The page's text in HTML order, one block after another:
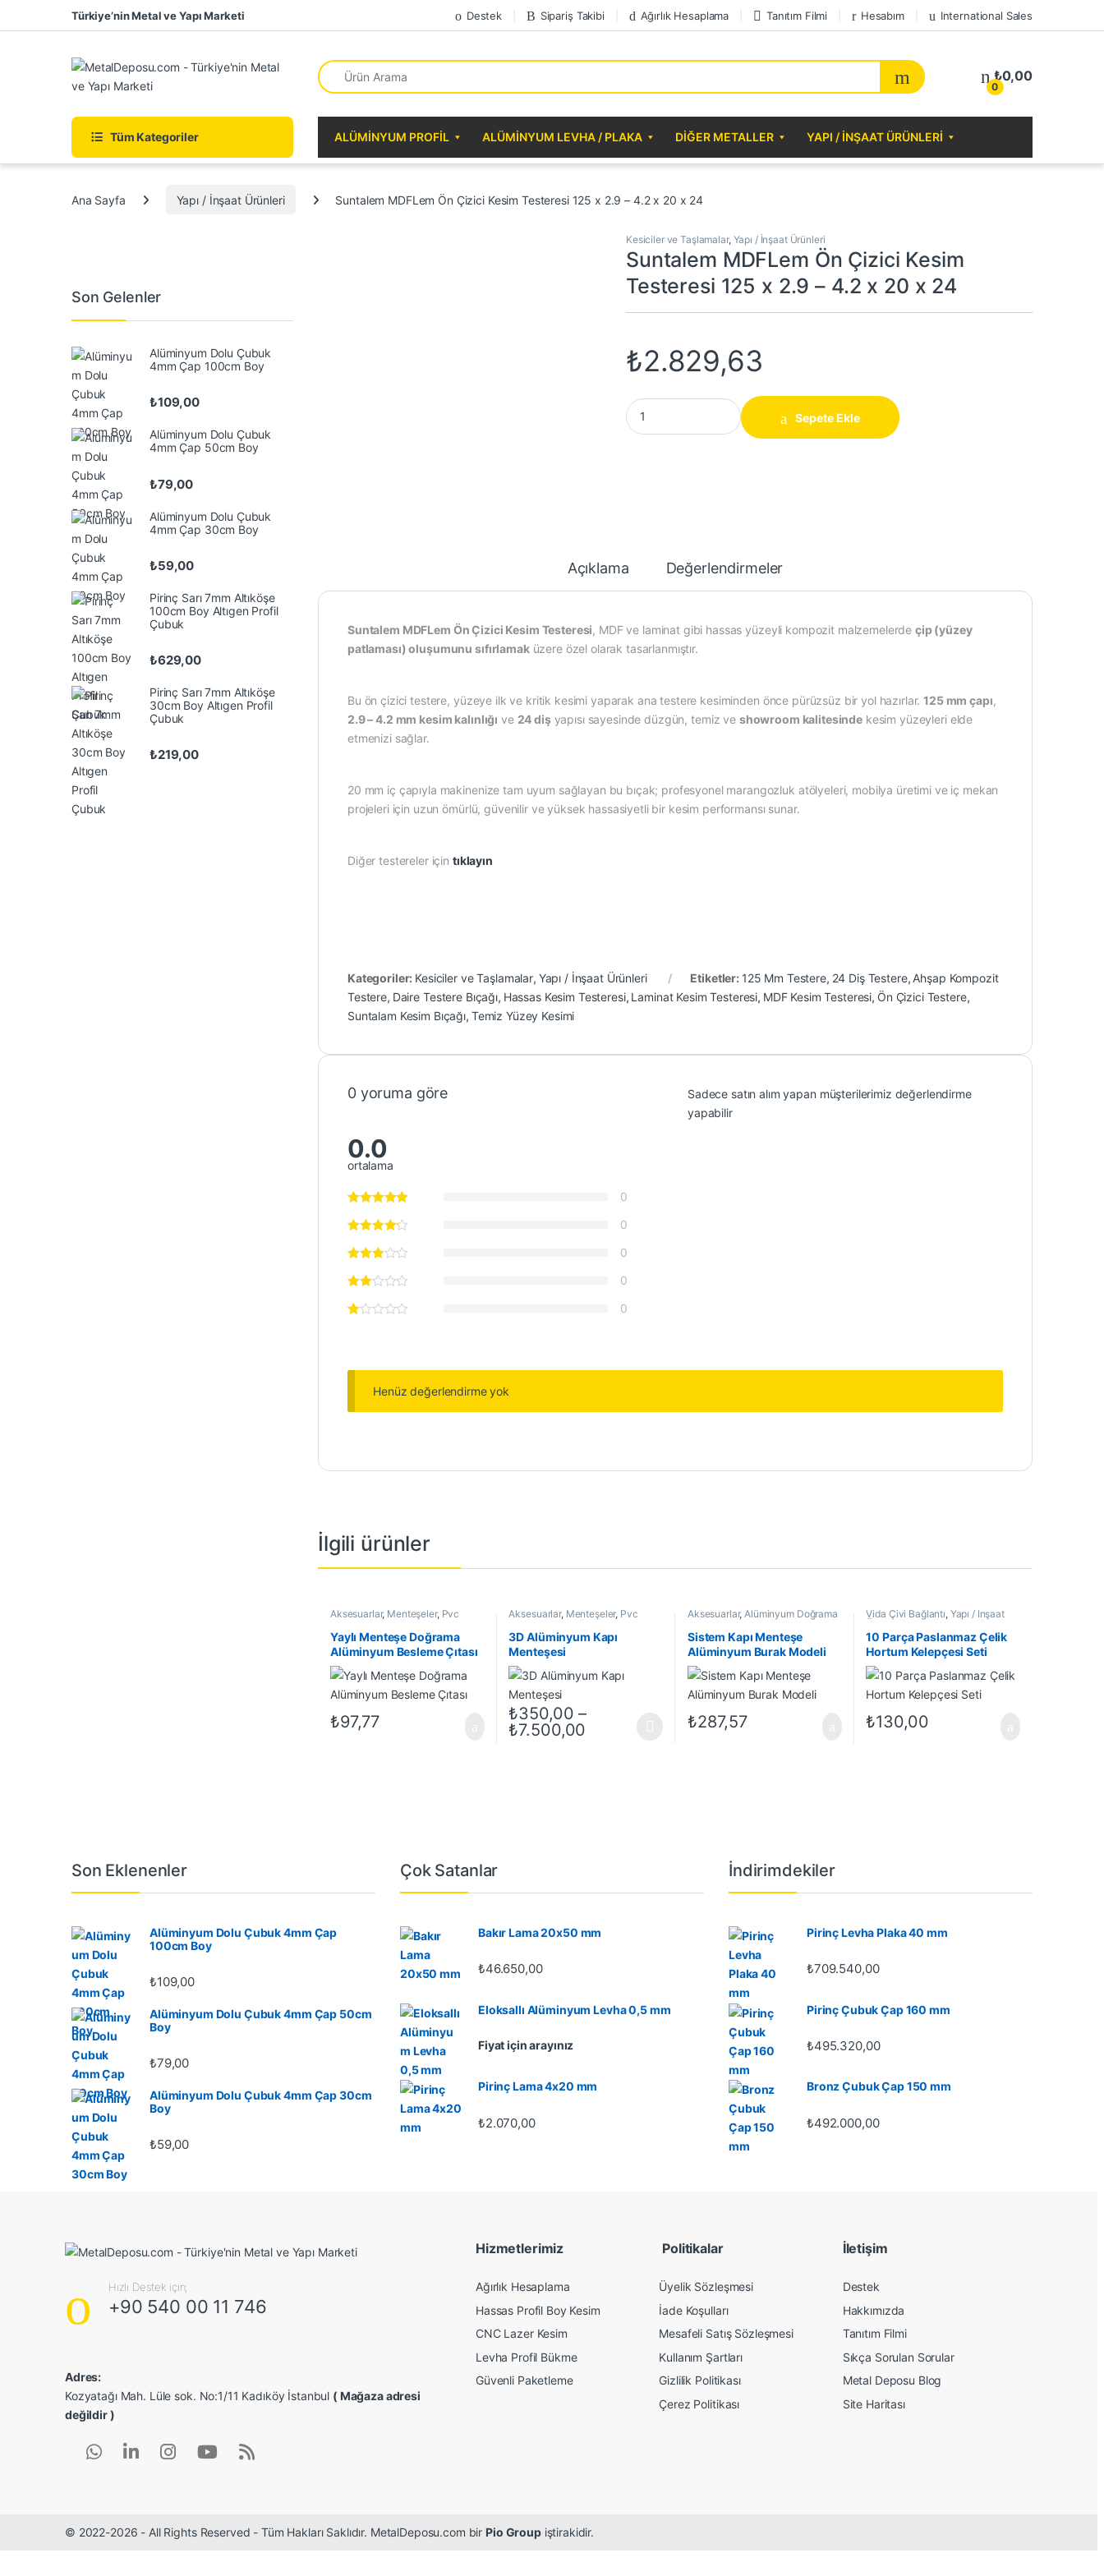
Skip to navigation
Skip to contentTürkiye’nin Metal ve Yapı Marketi Destek Sipariş Takibi Ağırlık Hesaplama Tanıtım Filmi Hesabım International Sales
Search for:
0
₺0,00
Tüm Kategoriler ALÜMINYUM PROFIL ALÜMINYUM LEVHA / PLAKA DIĞER METALLER YAPI / İNŞAAT ÜRÜNLERI
Ana Sayfa Yapı / İnşaat Ürünleri Suntalem MDFLem Ön Çizici Kesim Testeresi 125 x 2.9 – 4.2 x 20 x 24
Kesiciler ve Taşlamalar, Yapı / İnşaat Ürünleri
Suntalem MDFLem Ön Çizici Kesim
Testeresi 125 x 2.9 – 4.2 x 20 x 24
₺2.829,63
Suntalem MDFLem Ön Çizici Kesim Testeresi 125 x 2.9 - 4.2 x 20 x 24 quantity
Sepete Ekle
Açıklama Değerlendirmeler
Suntalem MDFLem Ön Çizici Kesim Testeresi, MDF ve laminat gibi hassas yüzeyli kompozit malzemelerdeçip (yüzey
patlaması) oluşumunu sıfırlamaküzere özel olarak tasarlanmıştır.
Bu ön çizici testere, yüzeye ilk ve kritik kesimi yaparak ana testere kesiminden önce pürüzsüz bir yol hazırlar.125 mm çapı,
2.9 – 4.2 mm kesim kalınlığı ve 24 dişyapısı sayesinde düzgün, temiz ve showroom kalitesinde kesim yüzeyleri elde
etmenizi sağlar.
20 mm iç çapıyla makinenize tam uyum sağlayan bu bıçak; profesyonel marangozluk atölyeleri, mobilya üretimi ve iç mekan
projeleri için uzun ömürlü, güvenilir ve yüksek hassasiyetli bir kesim performansı sunar.
Diğer testereler için tıklayın
Kategoriler: Kesiciler ve Taşlamalar, Yapı / İnşaat Ürünleri Etiketler: 125 Mm Testere, 24 Diş Testere, Ahşap Kompozit
Testere, Daire Testere Bıçağı, Hassas Kesim Testeresi, Laminat Kesim Testeresi, MDF Kesim Testeresi, Ön Çizici Testere,
Suntalam Kesim Bıçağı, Temiz Yüzey Kesimi
0 yoruma göre
0.0
ortalama
0
0
0
0
0
Sadece satın alım yapan müşterilerimiz değerlendirme
yapabilir
Henüz değerlendirme yok
İlgili ürünler
Aksesuarlar, Menteşeler, Pvc
Doğrama Kapı Menteşeleri
İnşaat Ürünleri
Yaylı Menteşe Doğrama
Alüminyum Besleme Çıtası
₺97,77
Aksesuarlar, Menteşeler, Pvc
Doğrama Kapı Menteşeleri
İnşaat Ürünleri
3D Alüminyum Kapı
Menteşesi
₺350,00 –
₺7.500,00 Fiyat aralığı: ₺350,00 - ₺7.500,00
Bu ürünün birden fazla varyasyonu var. Seçenekler ürün sayfasından seçilebilir
Aksesuarlar,Alüminyum Doğrama
Menteşeler
/ İnşaat Ürünleri
Sistem Kapı Menteşe
Alüminyum Burak Modeli
₺287,57
Vida Çivi Bağlantı, Yapı / İnşaat
Ürünleri
Yeni Gelenler
10 Parça Paslanmaz Çelik
Hortum Kelepçesi Seti
₺130,00
Son Gelenler
Alüminyum Dolu Çubuk
4mm Çap 100cm Boy
₺109,00
Alüminyum Dolu Çubuk
4mm Çap 50cm Boy
₺79,00
Alüminyum Dolu Çubuk
4mm Çap 30cm Boy
₺59,00
Pirinç Sarı 7mm Altıköşe
100cm Boy Altıgen Profil
Çubuk
₺629,00
Pirinç Sarı 7mm Altıköşe
30cm Boy Altıgen Profil
Çubuk
₺219,00
Son Eklenenler
Alüminyum Dolu Çubuk 4mm Çap
100cm Boy
₺109,00
Alüminyum Dolu Çubuk 4mm Çap 50cm
Boy
₺79,00
Alüminyum Dolu Çubuk 4mm Çap 30cm
Boy
₺59,00
Çok Satanlar
Bakır Lama 20x50 mm
₺46.650,00
Eloksallı Alüminyum Levha 0,5 mm
Fiyat için arayınız
Pirinç Lama 4x20 mm
₺2.070,00
İndirimdekiler
Pirinç Levha Plaka 40 mm
₺709.540,00
Pirinç Çubuk Çap 160 mm
₺495.320,00
Bronz Çubuk Çap 150 mm
₺492.000,00
Hızlı Destek için;
+90 540 00 11 746
Adres:
Kozyatağı Mah. Lüle sok. No:1/11 Kadıköy İstanbul ( Mağaza adresi
değildir )
Hizmetlerimiz
Ağırlık Hesaplama
Hassas Profil Boy Kesim
CNC Lazer Kesim
Levha Profil Bükme
Güvenli Paketleme
Politikalar
Üyelik Sözleşmesi
İade Koşulları
Mesafeli Satış Sözleşmesi
Kullanım Şartları
Gizlilik Politikası
Çerez Politikası
İletişim
Destek
Hakkımızda
Tanıtım Filmi
Sıkça Sorulan Sorular
Metal Deposu Blog
Site Haritası
© 2022-2026 - All Rights Reserved - Tüm Hakları Saklıdır. MetalDeposu.com bir Pio Groupiştirakidir.